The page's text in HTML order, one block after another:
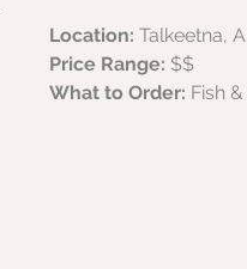
Location: Talkeetna,
Price Range: $$
What to Order: Fish